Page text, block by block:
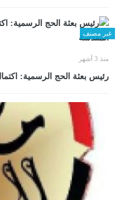
غير مصنف
منذ 3 أشهر
رئيس بعثة الحج الرسمية: